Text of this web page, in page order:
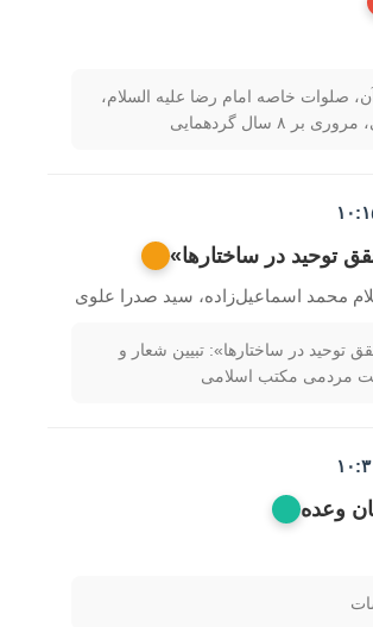
صلوات خاصه امام رضا علیه السلام،
۸ سال گردهمایی
توحید در ساختارها»
محمد اسماعیل‌زاده، سید صدرا علوی
توحید در ساختارها»: تبیین شعار و
مردمی مکتب اسلامی
وعده